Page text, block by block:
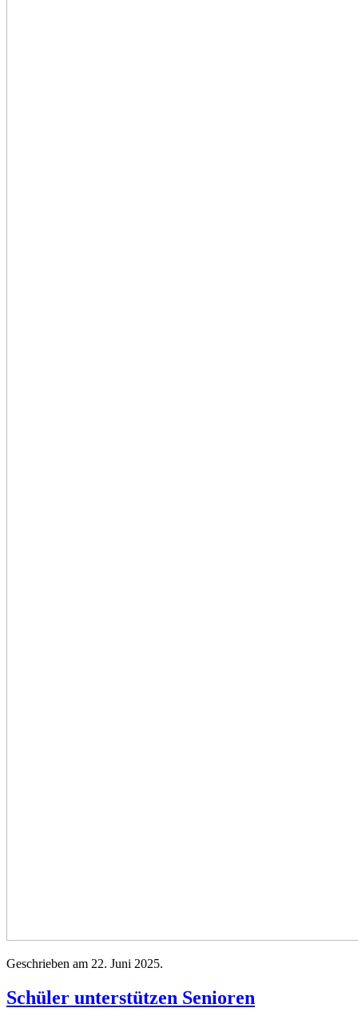
Geschrieben am 22. Juni 2025.
Schüler unterstützen Senioren